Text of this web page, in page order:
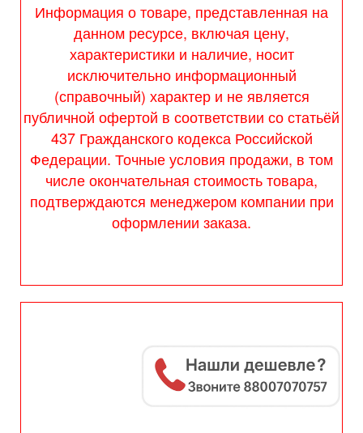
Информация о товаре, представленная на
данном ресурсе, включая цену,
характеристики и наличие, носит
исключительно информационный
(справочный) характер и не является
публичной офертой в соответствии со статьёй
437 Гражданского кодекса Российской
Федерации. Точные условия продажи, в том
числе окончательная стоимость товара,
подтверждаются менеджером компании при
оформлении заказа.